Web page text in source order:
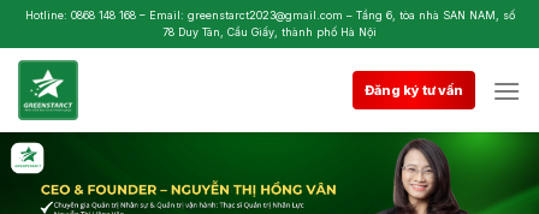
Skip
to
content
Hotline: 0868 148 168 – Email: greenstarct2023@gmail.com – Tầng 6, tòa nhà SAN NAM, số
78 Duy Tân, Cầu Giấy, thành phố Hà Nội
Đăng ký tư vấn